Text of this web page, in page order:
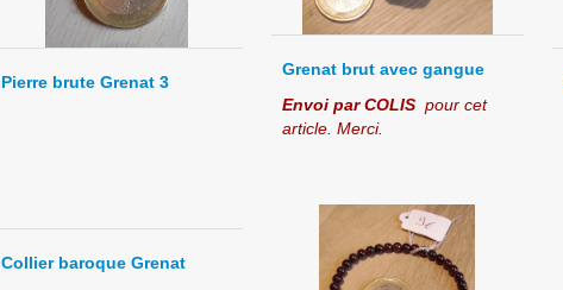
Pierre brute Grenat 3
Grenat brut avec gangue
Envoi par COLIS pour cet
article. Merci.
Collier baroque Grenat